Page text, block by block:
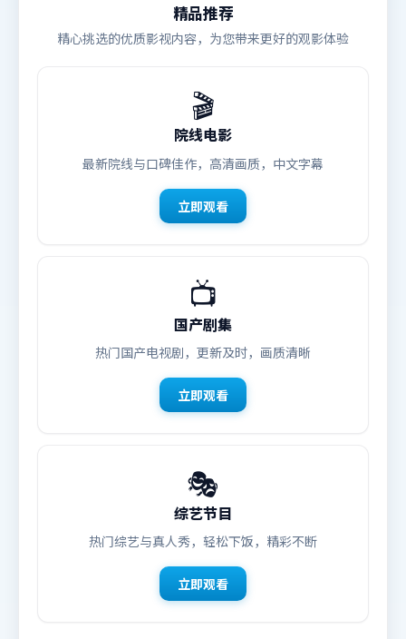
精品推荐
精心挑选的优质影视内容，为您带来更好的观影体验
🎬
院线电影
最新院线与口碑佳作，高清画质，中文字幕
立即观看
📺
国产剧集
热门国产电视剧，更新及时，画质清晰
立即观看
🎭
综艺节目
热门综艺与真人秀，轻松下饭，精彩不断
立即观看